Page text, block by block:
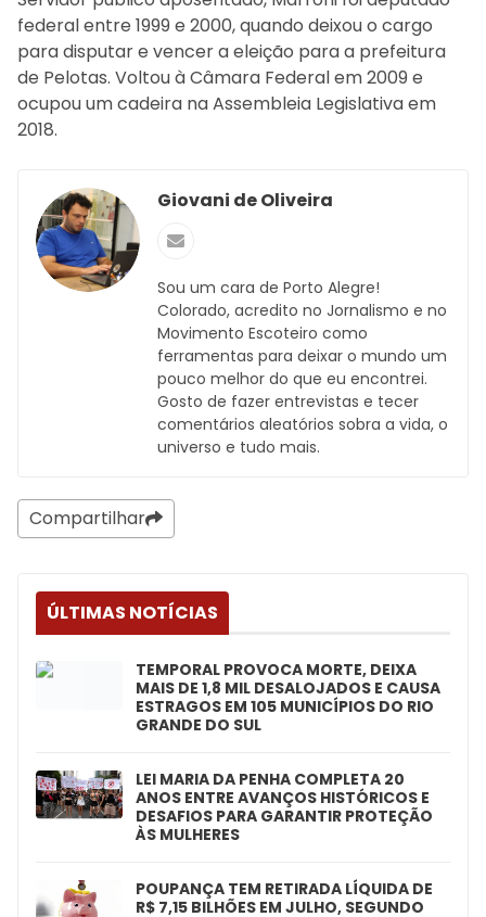
federal entre 1999 e 2000, quando deixou o cargo
para disputar e vencer a eleição para a prefeitura
de Pelotas. Voltou à Câmara Federal em 2009 e
ocupou um cadeira na Assembleia Legislativa em
2018.
Giovani de Oliveira
Sou um cara de Porto Alegre!
Colorado, acredito no Jornalismo e no
Movimento Escoteiro como
ferramentas para deixar o mundo um
pouco melhor do que eu encontrei.
Gosto de fazer entrevistas e tecer
comentários aleatórios sobra a vida, o
universo e tudo mais.
Compartilhar
ÚLTIMAS NOTÍCIAS
TEMPORAL PROVOCA MORTE, DEIXA
MAIS DE 1,8 MIL DESALOJADOS E CAUSA
ESTRAGOS EM 105 MUNICÍPIOS DO RIO
GRANDE DO SUL
LEI MARIA DA PENHA COMPLETA 20
ANOS ENTRE AVANÇOS HISTÓRICOS E
DESAFIOS PARA GARANTIR PROTEÇÃO
ÀS MULHERES
POUPANÇA TEM RETIRADA LÍQUIDA DE
R$ 7,15 BILHÕES EM JULHO, SEGUNDO